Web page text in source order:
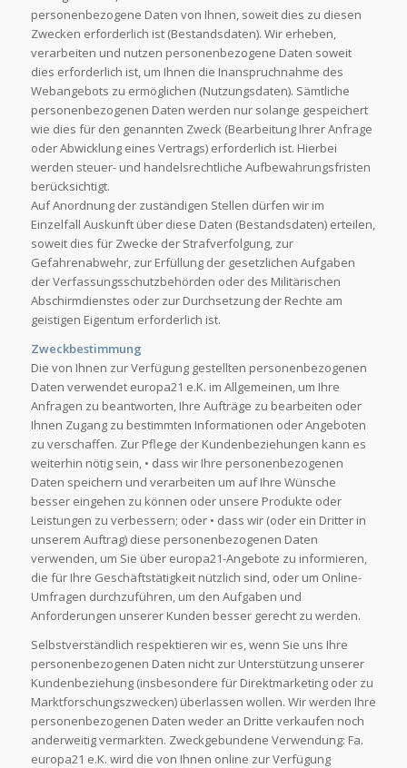
personenbezogene Daten von Ihnen, soweit dies zu diesen
Zwecken erforderlich ist (Bestandsdaten). Wir erheben,
verarbeiten und nutzen personenbezogene Daten soweit
dies erforderlich ist, um Ihnen die Inanspruchnahme des
Webangebots zu ermöglichen (Nutzungsdaten). Sämtliche
personenbezogenen Daten werden nur solange gespeichert
wie dies für den genannten Zweck (Bearbeitung Ihrer Anfrage
oder Abwicklung eines Vertrags) erforderlich ist. Hierbei
werden steuer- und handelsrechtliche Aufbewahrungsfristen
berücksichtigt.
Auf Anordnung der zuständigen Stellen dürfen wir im
Einzelfall Auskunft über diese Daten (Bestandsdaten) erteilen,
soweit dies für Zwecke der Strafverfolgung, zur
Gefahrenabwehr, zur Erfüllung der gesetzlichen Aufgaben
der Verfassungsschutzbehörden oder des Militärischen
Abschirmdienstes oder zur Durchsetzung der Rechte am
geistigen Eigentum erforderlich ist.
Zweckbestimmung
Die von Ihnen zur Verfügung gestellten personenbezogenen
Daten verwendet europa21 e.K. im Allgemeinen, um Ihre
Anfragen zu beantworten, Ihre Aufträge zu bearbeiten oder
Ihnen Zugang zu bestimmten Informationen oder Angeboten
zu verschaffen. Zur Pflege der Kundenbeziehungen kann es
weiterhin nötig sein, • dass wir Ihre personenbezogenen
Daten speichern und verarbeiten um auf Ihre Wünsche
besser eingehen zu können oder unsere Produkte oder
Leistungen zu verbessern; oder • dass wir (oder ein Dritter in
unserem Auftrag) diese personenbezogenen Daten
verwenden, um Sie über europa21-Angebote zu informieren,
die für Ihre Geschäftstätigkeit nützlich sind, oder um Online-
Umfragen durchzuführen, um den Aufgaben und
Anforderungen unserer Kunden besser gerecht zu werden.
Selbstverständlich respektieren wir es, wenn Sie uns Ihre
personenbezogenen Daten nicht zur Unterstützung unserer
Kundenbeziehung (insbesondere für Direktmarketing oder zu
Marktforschungszwecken) überlassen wollen. Wir werden Ihre
personenbezogenen Daten weder an Dritte verkaufen noch
anderweitig vermarkten. Zweckgebundene Verwendung: Fa.
europa21 e.K. wird die von Ihnen online zur Verfügung